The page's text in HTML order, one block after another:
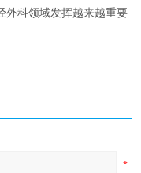
外科领域发挥越来越重要